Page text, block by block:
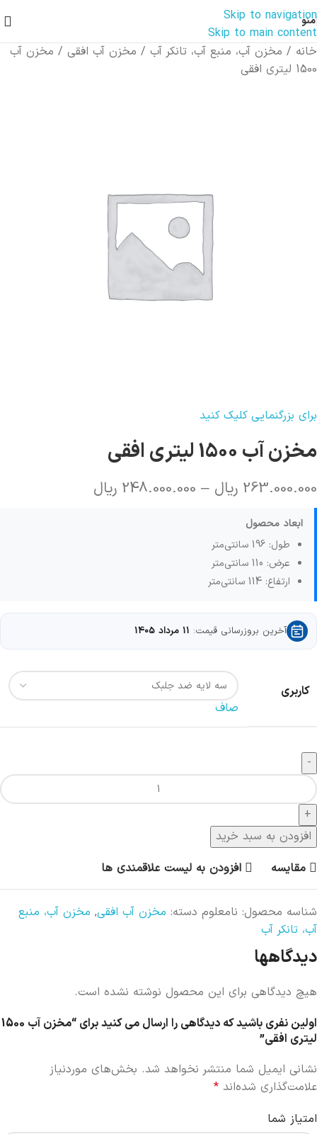
Skip to navigation
Skip to main content
منو
خانه مخزن آب، منبع آب، تانکر آب مخزن آب افقی
مخزن آب
1500 لیتری افقی
برای بزرگنمایی کلیک کنید
مخزن آب 1500 لیتری افقی
263.000.000 ریال –
248.000.000 ریال
ابعاد محصول
طول: 196 سانتی‌متر
عرض: 110 سانتی‌متر
ارتفاع: 114 سانتی‌متر
آخرین بروزرسانی قیمت: 11 مرداد 1405
کاربری
صاف
افزودن به سبد خرید
مقایسه
افزودن به لیست علاقمندی ها
شناسه محصول: نامعلوم دسته: مخزن آب افقی, مخزن آب، منبع
آب، تانکر آب
دیدگاهها
هیچ دیدگاهی برای این محصول نوشته نشده است.
اولین نفری باشید که دیدگاهی را ارسال می کنید برای “مخزن آب 1500
لیتری افقی”
نشانی ایمیل شما منتشر نخواهد شد. بخش‌های موردنیاز
علامت‌گذاری شده‌اند *
امتیاز شما